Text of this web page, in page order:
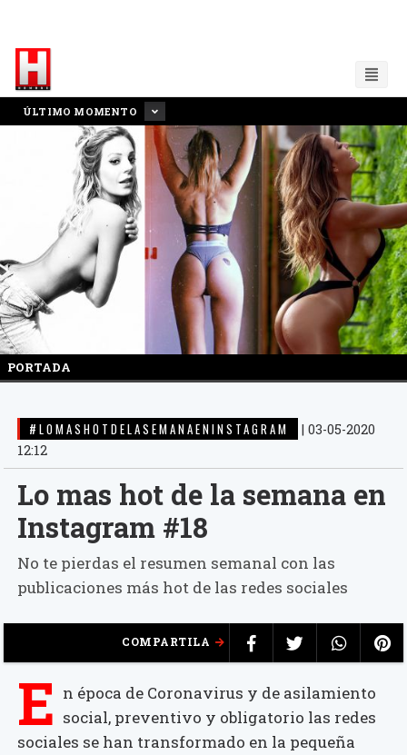
ÚLTIMO MOMENTO
PORTADA
#LOMASHOTDELASEMANAENINSTAGRAM | 03-05-2020
12:12
Lo mas hot de la semana en
Instagram #18
No te pierdas el resumen semanal con las
publicaciones más hot de las redes sociales
COMPARTILA
E n época de Coronavirus y de asilamiento
social, preventivo y obligatorio las redes
sociales se han transformado en la pequeña